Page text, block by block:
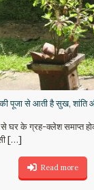
पूजा से आती है सुख, शांति
घर के ग्रह-क्लेश समाप्त
[…]
Read more